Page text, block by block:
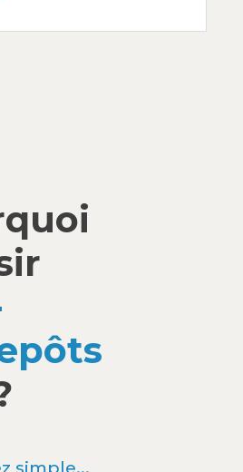
simple...